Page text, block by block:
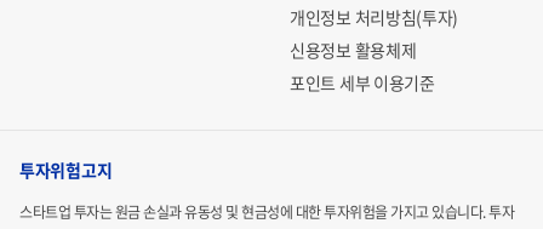
개인정보 처리방침(투자)
신용정보 활용체제
포인트 세부 이용기준
투자위험고지
스타트업 투자는 원금 손실과 유동성 및 현금성에 대한 투자위험을 가지고 있습니다.투자